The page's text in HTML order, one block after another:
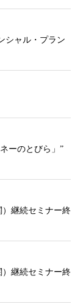
シャル・プラン
ーのとびら」”
）継続セミナー終
）継続セミナー終